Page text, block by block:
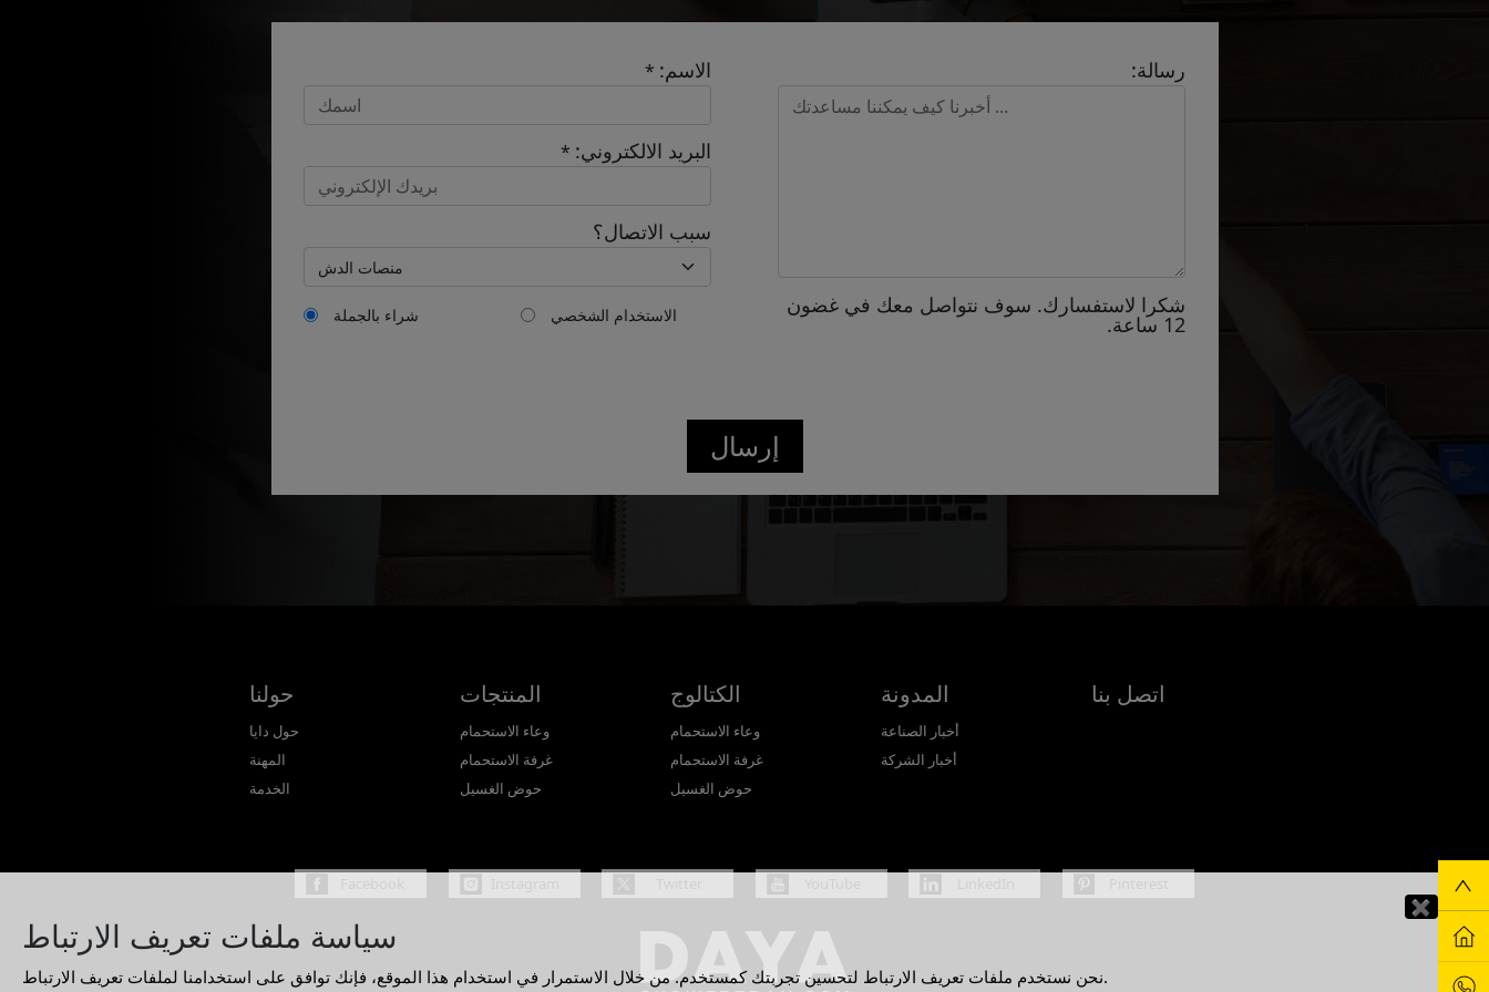
الاسم: *
البريد الالكتروني: *
سبب الاتصال؟
شراء بالجملة الاستخدام الشخصي
رسالة:
شكرا لاستفسارك. سوف نتواصل معك في غضون
12 ساعة.
إرسال
حولنا
حول دايا
المهنة
الخدمة
المنتجات
وعاء الاستحمام
غرفة الاستحمام
حوض الغسيل
الكتالوج
وعاء الاستحمام
غرفة الاستحمام
حوض الغسيل
المدونة
أخبار الصناعة
أخبار الشركة
اتصل بنا
✖
سياسة ملفات تعريف الارتباط
نحن نستخدم ملفات تعريف الارتباط لتحسين تجربتك كمستخدم. من خلال الاستمرار في استخدام هذا الموقع، فإنك توافق على استخدامنا لملفات تعريف الارتباط.